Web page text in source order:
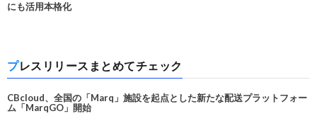
にも活用本格化
プレスリリースまとめてチェック
CBcloud、全国の「Marq」施設を起点とした新たな配送プラットフォー
ム「MarqGO」開始